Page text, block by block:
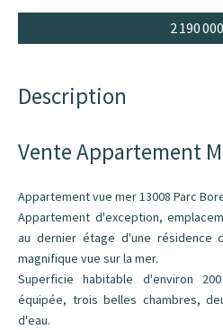
2 190
Description
Vente Appartement
Appartement vue mer 13008 Parc
Appartement d'exception,
au dernier étage d'une résidence
magnifique vue sur la mer.
Superficie habitable d'environ
équipée, trois belles chambres,
d'eau.